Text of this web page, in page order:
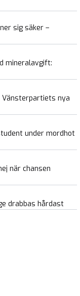
sig säker –
mineralavgift:
nya
under mordhot
när chansen
drabbas hårdast